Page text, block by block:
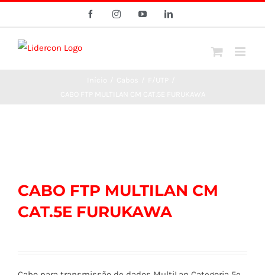
FacebookInstagramYouTubeLinkedIn
CABO FTP MULTILAN CM
CAT.5E FURUKAWA